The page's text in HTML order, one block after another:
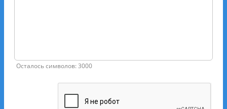
Осталось символов: 3000